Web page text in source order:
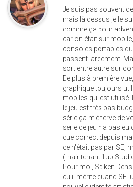
Je suis pas souvent
mais là dessus je le
comme ça pour
car on était sur
consoles portables
passent largement.
sort entre autre sur
De plus à première
graphique toujours
mobiles qui est utilisé.
le jeu est très bas
série ça m'énerve de
série de jeu n'a pas eu
que correct depuis
ce n'était pas par SE,
(maintenant 1up
Pour moi, Seiken
qu'il mérite quand SE